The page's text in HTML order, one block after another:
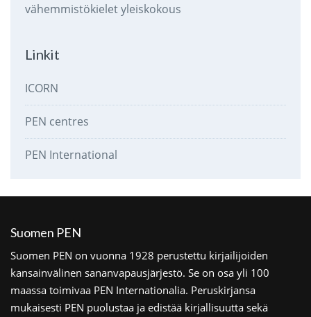
vähemmistökieletyleiskokous
Linkit
ICORN
PEN centres
PEN International
Suomen PEN
Suomen PEN on vuonna 1928 perustettu kirjailijoiden
kansainvälinen sananvapausjärjestö. Se on osa yli 100
maassa toimivaa PEN Internationalia. Peruskirjansa
mukaisesti PEN puolustaa ja edistää kirjallisuutta sekä